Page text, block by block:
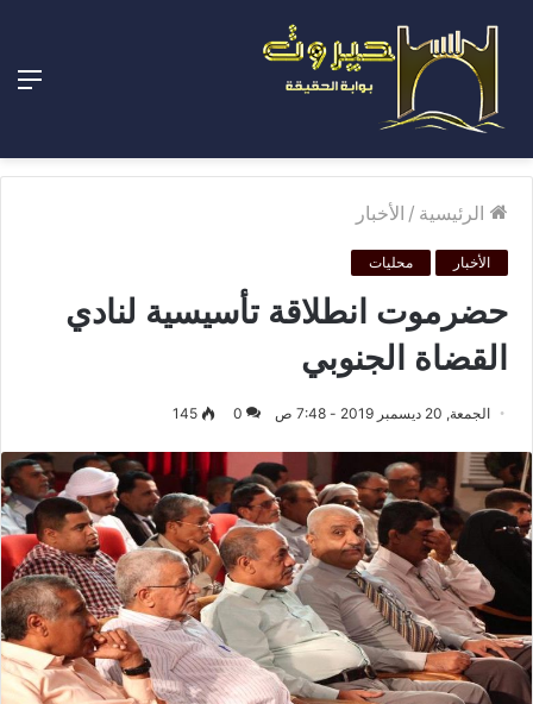
الرئيسية / الأخبار
الأخبار محليات
حضرموت انطلاقة تأسيسية لنادي
القضاة الجنوبي
الجمعة, 20 ديسمبر 2019 - 7:48 ص 0
145